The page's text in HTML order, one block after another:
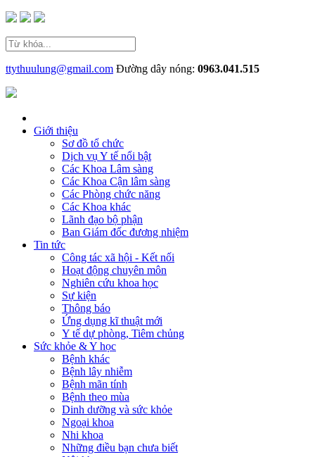
ttythuulung@gmail.com Đường dây nóng: 0963.041.515
Giới thiệu
Sơ đồ tổ chức
Dịch vụ Y tế nổi bật
Các Khoa Lâm sàng
Các Khoa Cận lâm sàng
Các Phòng chức năng
Các Khoa khác
Lãnh đạo bộ phận
Ban Giám đốc đương nhiệm
Tin tức
Công tác xã hội - Kết nối
Hoạt động chuyên môn
Nghiên cứu khoa học
Sự kiện
Thông báo
Ứng dụng kĩ thuật mới
Y tế dự phòng, Tiêm chủng
Sức khỏe & Y học
Bệnh khác
Bệnh lây nhiễm
Bệnh mãn tính
Bệnh theo mùa
Dinh dưỡng và sức khỏe
Ngoại khoa
Nhi khoa
Những điều bạn chưa biết